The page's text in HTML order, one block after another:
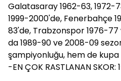
Galatasaray 1962-63, 1972-
1999-2000'de, Fenerbahçe
83'de, Trabzonspor 1976-
da 1989-90 ve 2008-09
şampiyonluğu, hem de kupa
-EN ÇOK RASTLANAN SKOR: